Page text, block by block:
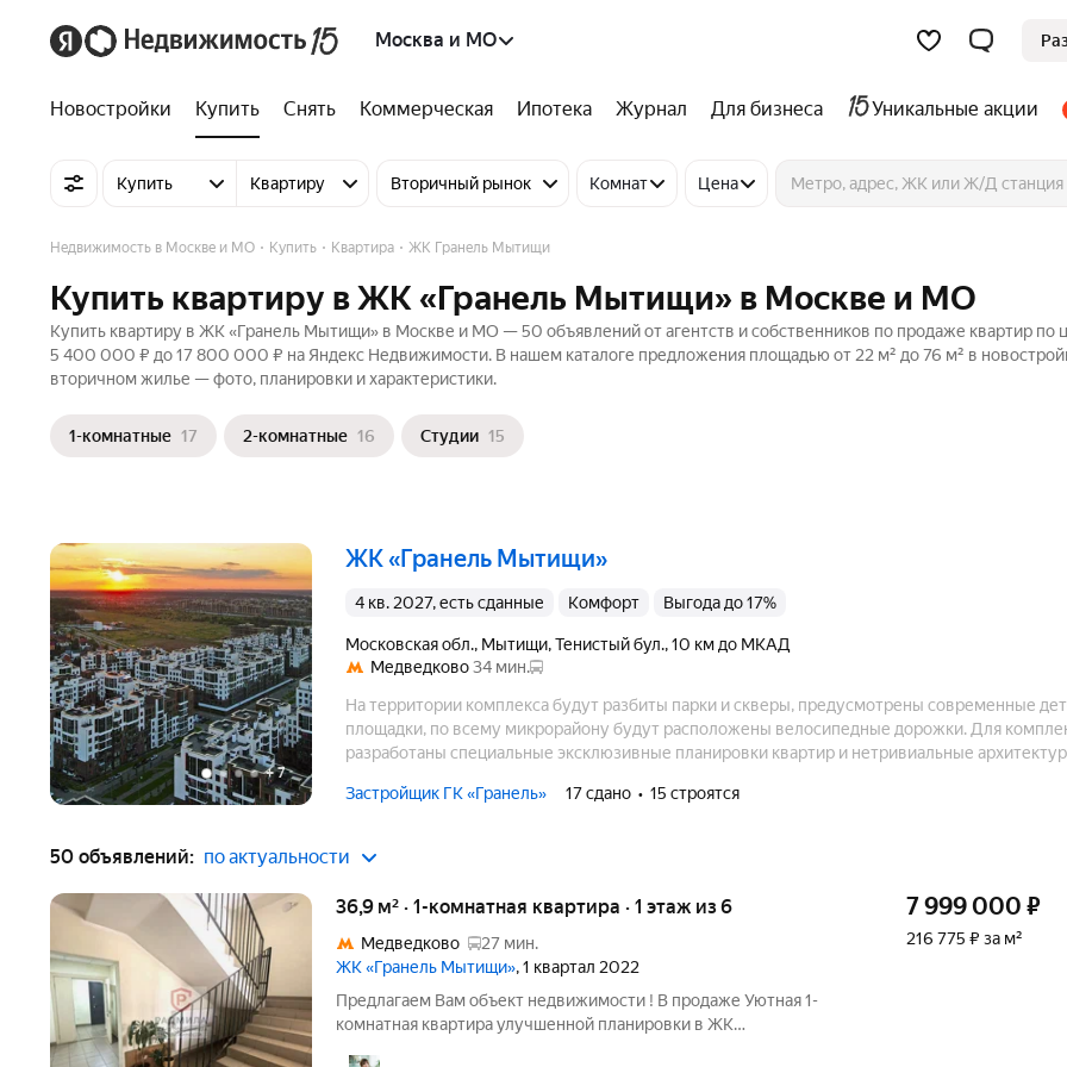
Москва и МО
Новостройки Купить Снять Коммерческая Ипотека Журнал Для бизнеса Уникальные акции
Купить Квартиру Вторичный рынок Комнат Цена
Недвижимость в Москве и МО Купить Квартира ЖК Гранель Мытищи
Купить квартиру в ЖК «Гранель Мытищи» в Москве и МО
Купить квартиру в ЖК «Гранель Мытищи» в Москве и МО — 50 объявлений от агентств и собственников по продаже квартир по
5 400 000 ₽ до 17 800 000 ₽ на Яндекс Недвижимости. В нашем каталоге предложения площадью от 22 м² до 76 м² в
вторичном жилье — фото, планировки и характеристики.
1-комнатные 17 2-комнатные 16 Студии 15
ЖК «Гранель Мытищи»
4 кв. 2027, есть сданные комфорт Выгода до 17%
Медведково34 мин.
Московская обл., Мытищи,Тенистый бул.,10 км до МКАД
На территории комплекса будут разбиты парки и скверы, предусмотрены современные
площадки, по всему микрорайону будут расположены велосипедные дорожки. Для
разработаны специальные эксклюзивные планировки квартир и нетривиальные
Застройщик ГК «Гранель»
17 сдано 15 строятся
+7
50 объявлений: по актуальности
36,9 м² · 1-комнатная квартира · 1 этаж из 6
Медведково
27 мин.
ЖК «Гранель Мытищи», 1 квартал 2022
Предлагаем Вам объект недвижимости ! В продаже Уютная 1-
комнатная квартира улучшенной планировки в ЖК
7 999 000 ₽
216 775 ₽ за м²